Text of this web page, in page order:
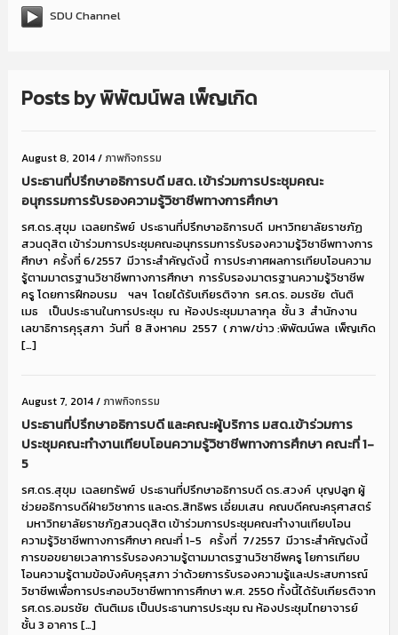
SDU Channel
Posts byพิพัฒน์พล เพ็ญเกิด
August 8, 2014/ภาพกิจกรรม
ประธานที่ปรึกษาอธิการบดี มสด. เข้าร่วมการประชุมคณะ
อนุกรรมการรับรองความรู้วิชาชีพทางการศึกษา
รศ.ดร.สุขุม เฉลยทรัพย์ ประธานที่ปรึกษาอธิการบดี มหาวิทยาลัยราชภัฏ
สวนดุสิต เข้าร่วมการประชุมคณะอนุกรรมการรับรองความรู้วิชาชีพทางการ
ศึกษา ครั้งที่ 6/2557 มีวาระสำคัญดังนี้ การประกาศผลการเทียบโอนความ
รู้ตามมาตรฐานวิชาชีพทางการศึกษา การรับรองมาตรฐานความรู้วิชาชีพ
ครู โดยการฝึกอบรม ฯลฯ โดยได้รับเกียรติจาก รศ.ดร. อมรชัย ตันติ
เมธ เป็นประธานในการประชุม ณ ห้องประชุมมาลากุล ชั้น 3 สำนักงาน
เลขาธิการคุรุสภา วันที่ 8 สิงหาคม 2557 ( ภาพ/ข่าว :พิพัฒน์พล เพ็ญเกิด
[…]
August 7, 2014/ภาพกิจกรรม
ประธานที่ปรึกษาอธิการบดี และคณะผู้บริการ มสด.เข้าร่วมการ
ประชุมคณะทำงานเทียบโอนความรู้วิชาชีพทางการศึกษา คณะที่ 1-
5
รศ.ดร.สุขุม เฉลยทรัพย์ ประธานที่ปรึกษาอธิการบดี ดร.สวงค์ บุญปลูก ผู้
ช่วยอธิการบดีฝ่ายวิชาการ และดร.สิทธิพร เอี่ยมเสน คณบดีคณะครุศาสตร์
มหาวิทยาลัยราชภัฏสวนดุสิต เข้าร่วมการประชุมคณะทำงานเทียบโอน
ความรู้วิชาชีพทางการศึกษา คณะที่ 1-5 ครั้งที่ 7/2557 มีวาระสำคัญดังนี้
การขอขยายเวลาการรับรองความรู้ตามมาตรฐานวิชาชีพครู โยการเทียบ
โอนความรู้ตามข้อบังคับคุรุสภา ว่าด้วยการรับรองความรู้และประสบการณ์
วิชาชีพเพื่อการประกอบวิชาชีพทาการศึกษา พ.ศ. 2550 ทั้งนี้ได้รับเกียรติจาก
รศ.ดร.อมรชัย ตันติเมธ เป็นประธานการประชุม ณ ห้องประชุมไทยาจารย์
ชั้น 3 อาคาร […]